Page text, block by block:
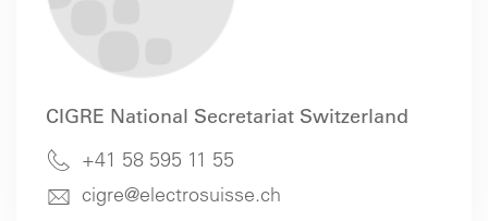
CIGRE National Secretariat Switzerland
+41 58 595 11 55
cigre@electrosuisse.ch